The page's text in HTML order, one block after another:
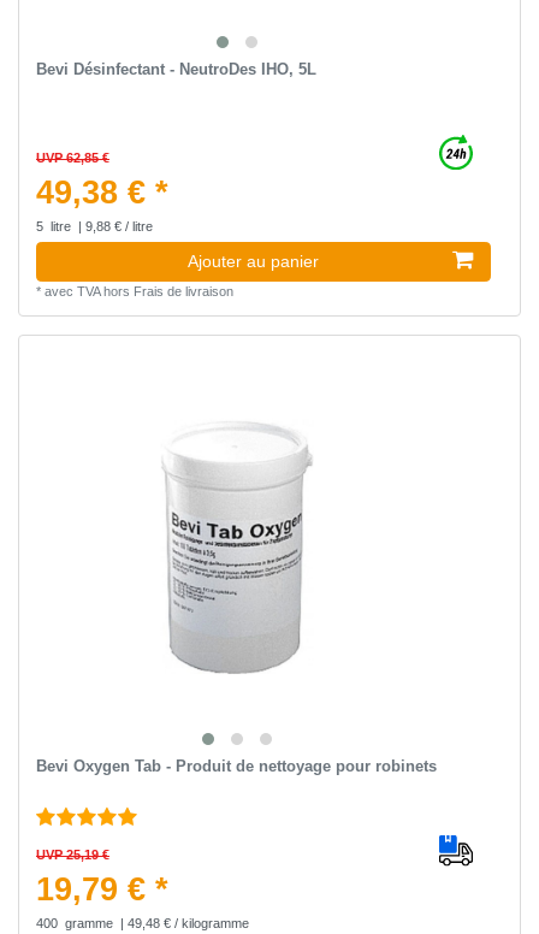
Bevi Désinfectant - NeutroDes IHO, 5L
UVP 62,85 €
49,38 € *
5 litre | 9,88 € / litre
Ajouter au panier
* avec TVAhors Frais de livraison
Bevi Oxygen Tab - Produit de nettoyage pour robinets
UVP 25,19 €
19,79 € *
400 gramme | 49,48 € / kilogramme